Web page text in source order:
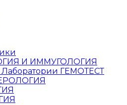
И ИММУГОЛОГИЯ
ГЕМОТЕСТ